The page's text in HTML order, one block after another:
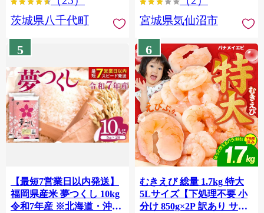
茨城県八千代町
宮城県気仙沼市
5
【最短7営業日以内発送】
福岡県産米 夢つくし 10kg
令和7年産 ※北海道・沖
6
むきえび 総量 1.7kg 特大
5Lサイズ【下処理不要 小
分け 850g×2P 訳あり サイ